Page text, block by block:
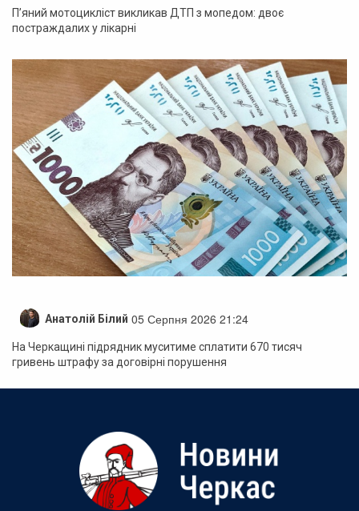
П’яний мотоцикліст викликав ДТП з мопедом: двоє
постраждалих у лікарні
Анатолій Білий 05 Серпня 2026 21:24
На Черкащині підрядник муситиме сплатити 670 тисяч
гривень штрафу за договірні порушення